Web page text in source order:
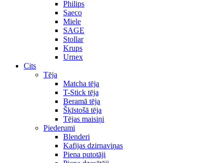
Philips
Saeco
Miele
SAGE
Stollar
Krups
Urnex
Cits
Tēja
Matcha tēja
T-Stick tēja
Beramā tēja
Šķīstošā tēja
Tējas maisiņi
Piederumi
Blenderi
Kafijas dzirnaviņas
Piena putotāji